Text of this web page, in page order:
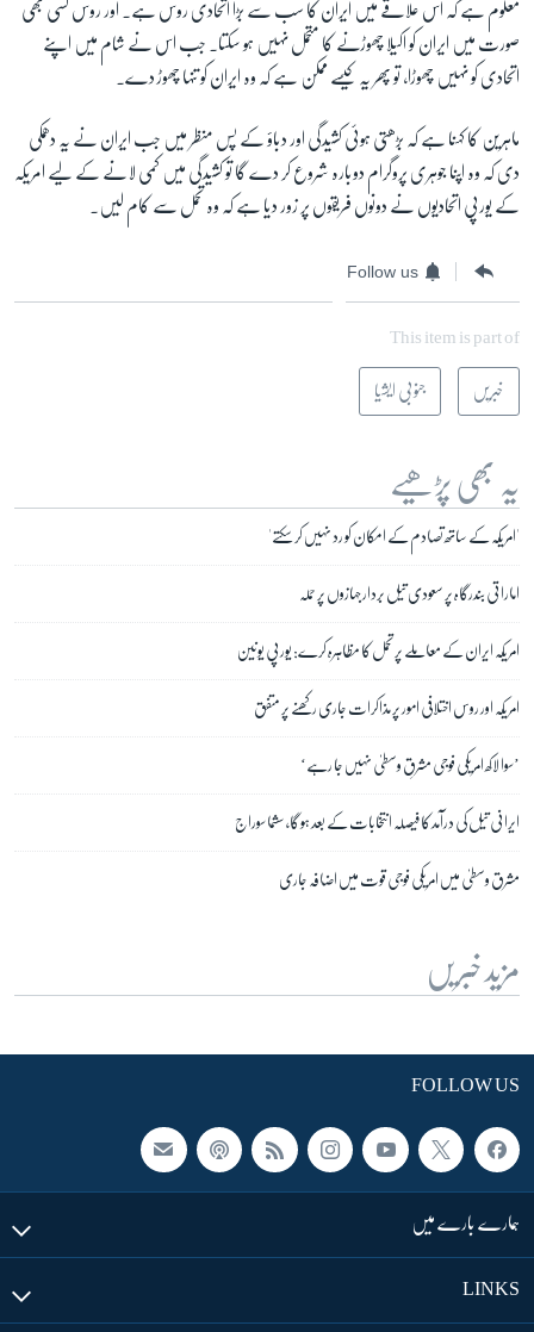
معلوم ہے کہ اس علاقے میں ایران کا سب سے بڑا اتحادی روس ہے۔ اور روس کسی بھی
صورت میں ایران کو اکیلا چھوڑنے کا متحمل نہیں ہو سکتا۔ جب اس نے شام میں اپنے
اتحادی کو نہیں چھوڑا، تو پھر یہ کیسے ممکن ہے کہ وہ ایران کو تنہا چھوڑ دے۔
ماہرین کا کہنا ہے کہ بڑھتی ہوئی کشیدگی اور دباؤ کے پس منظر میں جب ایران نے یہ دھمکی
دی کہ وہ اپنا جوہری پروگرام دوبارہ شروع کر دے گا تو کشیدگی میں کمی لانے کے لیے امریکہ
کے یورپی اتحادیوں نے دونوں فریقوں پر زور دیا ہے کہ وہ تحمل سے کام لیں۔
Follow us
This item is part of
خبریں جنوبی ایشیا
یہ بھی پڑھیے
'امریکہ کے ساتھ تصادم کے امکان کو رد نہیں کر سکتے'
اماراتی بندرگاہ پر سعودی تیل بردار جہازوں پر حملہ
امریکہ ایران کے معاملے پر تحمل کا مظاہرہ کرے: یورپی یونین
امریکہ اور روس اختلافی امور پر مذاکرات جاری رکھنے پر متفق
’سوا لاکھ امریکی فوجی مشرقِ وسطیٰ نہیں جا رہے‘
ایرانی تیل کی درآمد کا فیصلہ انتخابات کے بعد ہو گا، سشما سوراج
مشرق وسطیٰ میں امریکی فوجی قوت میں اضافہ جاری
مزید خبریں
FOLLOW US
ہمارے بارے میں
LINKS